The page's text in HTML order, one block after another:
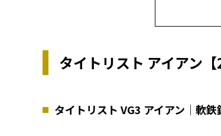
タイトリスト アイアン【
タイトリスト VG3 アイアン｜軟